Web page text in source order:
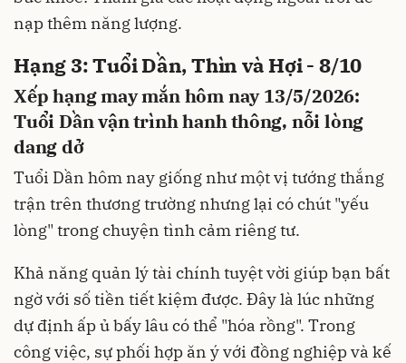
nạp thêm năng lượng.
Hạng 3: Tuổi Dần, Thìn và Hợi - 8/10
Xếp hạng may mắn hôm nay 13/5/2026:
Tuổi Dần vận trình hanh thông, nỗi lòng
dang dở
Tuổi Dần hôm nay giống như một vị tướng thắng
trận trên thương trường nhưng lại có chút "yếu
lòng" trong chuyện tình cảm riêng tư.
Khả năng quản lý tài chính tuyệt vời giúp bạn bất
ngờ với số tiền tiết kiệm được. Đây là lúc những
dự định ấp ủ bấy lâu có thể "hóa rồng". Trong
công việc, sự phối hợp ăn ý với đồng nghiệp và kế